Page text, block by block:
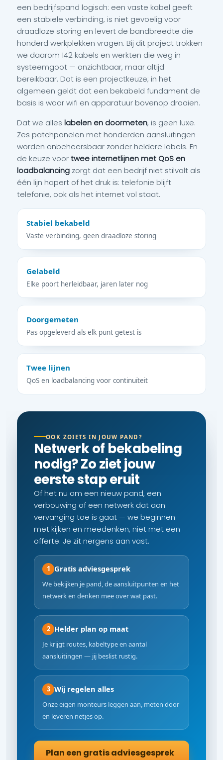
een bedrijfspand logisch: een vaste kabel geeft
een stabiele verbinding, is niet gevoelig voor
draadloze storing en levert de bandbreedte die
honderd werkplekken vragen. Bij dit project trokken
we daarom 142 kabels en werkten die weg in
systeemgoot — onzichtbaar, maar altijd
bereikbaar. Dat is een projectkeuze; in het
algemeen geldt dat een bekabeld fundament de
basis is waar wifi en apparatuur bovenop draaien.
Dat we alles labelen en doormeten, is geen luxe.
Zes patchpanelen met honderden aansluitingen
worden onbeheersbaar zonder heldere labels. En
de keuze voortwee internetlijnen met QoS en
loadbalancing zorgt dat een bedrijf niet stilvalt als
één lijn hapert of het druk is: telefonie blijft
telefonie, ook als het internet vol staat.
Stabiel bekabeld
Vaste verbinding, geen draadloze storing
Gelabeld
Elke poort herleidbaar, jaren later nog
Doorgemeten
Pas opgeleverd als elk punt getest is
Twee lijnen
QoS en loadbalancing voor continuïteit
OOK ZOIETS IN JOUW PAND?
Netwerk of bekabeling
nodig? Zo ziet jouw
eerste stap eruit
Of het nu om een nieuw pand, een
verbouwing of een netwerk dat aan
vervanging toe is gaat — we beginnen
met kijken en meedenken, niet met een
offerte. Je zit nergens aan vast.
1 Gratis adviesgesprek
We bekijken je pand, de aansluitpunten en het
netwerk en denken mee over wat past.
2 Helder plan op maat
Je krijgt routes, kabeltype en aantal
aansluitingen — jij beslist rustig.
3 Wij regelen alles
Onze eigen monteurs leggen aan, meten door
en leveren netjes op.
Plan een gratis adviesgesprek